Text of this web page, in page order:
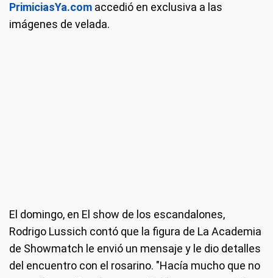
PrimiciasYa.com accedió en exclusiva a las
imágenes de velada.
El domingo, en El show de los escandalones,
Rodrigo Lussich contó que la figura de La Academia
de Showmatch le envió un mensaje y le dio detalles
del encuentro con el rosarino. "Hacía mucho que no